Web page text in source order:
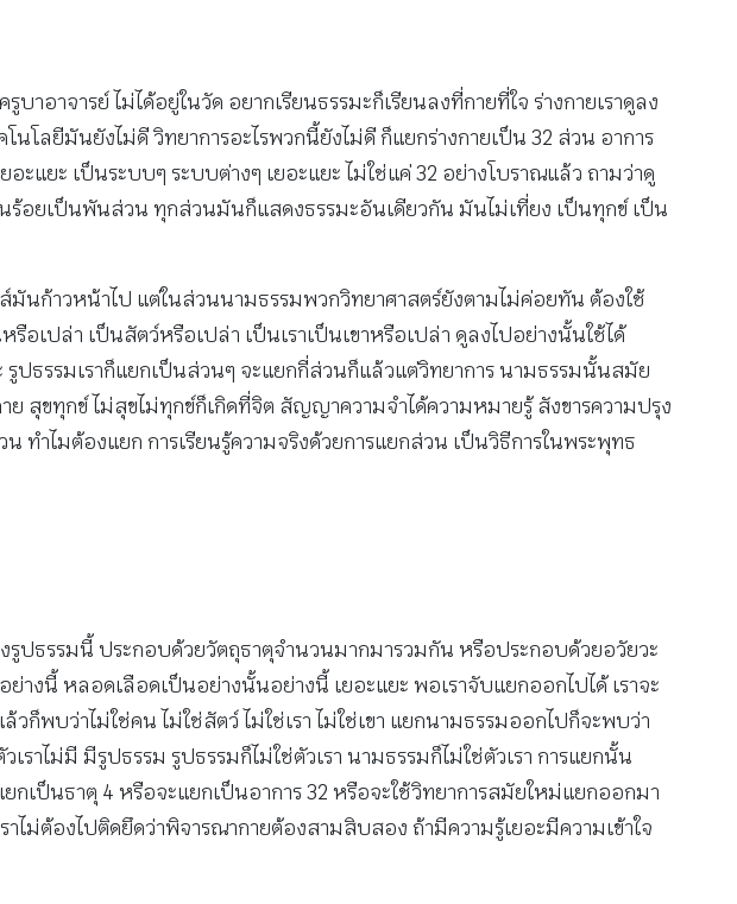
าอาจารย์ ไม่ได้อยู่ในวัด อยากเรียนธรรมะก็เรียนลงที่กายที่ใจ ร่างกายเราดูลง
ลยีมันยังไม่ดี วิทยาการอะไรพวกนี้ยังไม่ดี ก็แยกร่างกายเป็น 32 ส่วน อาการ
แยะ เป็นระบบๆ ระบบต่างๆ เยอะแยะ ไม่ใช่แค่ 32 อย่างโบราณแล้ว ถามว่าดู
ร้อยเป็นพันส่วน ทุกส่วนมันก็แสดงธรรมะอันเดียวกัน มันไม่เที่ยง เป็นทุกข์ เป็น
นก้าวหน้าไป แต่ในส่วนนามธรรมพวกวิทยาศาสตร์ยังตามไม่ค่อยทัน ต้องใช้
อเปล่า เป็นสัตว์หรือเปล่า เป็นเราเป็นเขาหรือเปล่า ดูลงไปอย่างนั้นใช้ได้
รูปธรรมเราก็แยกเป็นส่วนๆ จะแยกกี่ส่วนก็แล้วแต่วิทยาการ นามธรรมนั้นสมัย
สุขทุกข์ ไม่สุขไม่ทุกข์ก็เกิดที่จิต สัญญาความจำได้ความหมายรู้ สังขารความปรุง
ไมต้องแยก การเรียนรู้ความจริงด้วยการแยกส่วน เป็นวิธีการในพระพุทธ
รูปธรรมนี้ ประกอบด้วยวัตถุธาตุจำนวนมากมารวมกัน หรือประกอบด้วยอวัยวะ
งนี้ หลอดเลือดเป็นอย่างนั้นอย่างนี้ เยอะแยะ พอเราจับแยกออกไปได้ เราจะ
พบว่าไม่ใช่คน ไม่ใช่สัตว์ ไม่ใช่เรา ไม่ใช่เขา แยกนามธรรมออกไปก็จะพบว่า
ราไม่มี มีรูปธรรม รูปธรรมก็ไม่ใช่ตัวเรา นามธรรมก็ไม่ใช่ตัวเรา การแยกนั้น
ป็นธาตุ 4 หรือจะแยกเป็นอาการ 32 หรือจะใช้วิทยาการสมัยใหม่แยกออกมา
ม่ต้องไปติดยึดว่าพิจารณากายต้องสามสิบสอง ถ้ามีความรู้เยอะมีความเข้าใจ